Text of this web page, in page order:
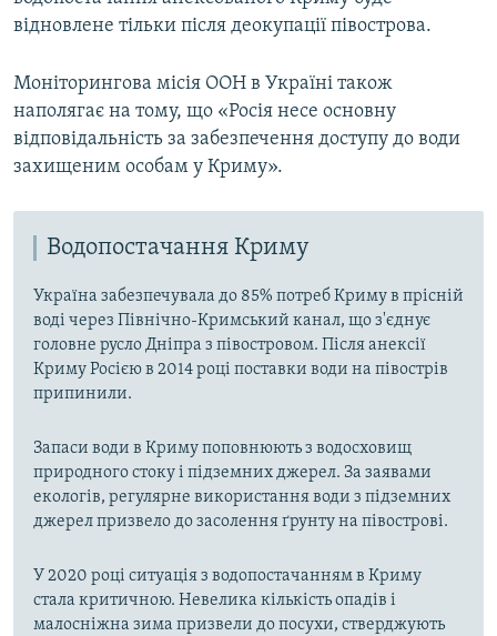
відновлене тільки після деокупації півострова.
Моніторингова місія ООН в Україні також
наполягає на тому, що «Росія несе основну
відповідальність за забезпечення доступу до води
захищеним особам у Криму».
Водопостачання Криму
Україна забезпечувала до 85% потреб Криму в прісній
воді через Північно-Кримський канал, що з'єднує
головне русло Дніпра з півостровом. Після анексії
Криму Росією в 2014 році поставки води на півострів
припинили.
Запаси води в Криму поповнюють з водосховищ
природного стоку і підземних джерел. За заявами
екологів, регулярне використання води з підземних
джерел призвело до засолення ґрунту на півострові.
У 2020 році ситуація з водопостачанням в Криму
стала критичною. Невелика кількість опадів і
малосніжна зима призвели до посухи, стверджують